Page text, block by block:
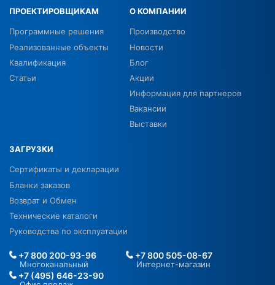
ПРОЕКТИРОВЩИКАМ
Программные решения
Реализованные объекты
Квалификация
Статьи
О КОМПАНИИ
Производство
Новости
Блог
Акции
Информация для партнеров
Вакансии
Выставки
ЗАГРУЗКИ
Сертификаты и декларации
Бланки заказов
Возврат и Обмен
Технические каталоги
Руководства по эксплуатации
+7 800 200-93-96
Многоканальный
+7 800 505-08-67
Интернет-магазин
+7 (495) 646-23-90